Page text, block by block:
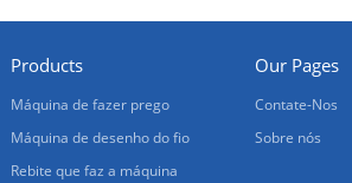
Products
Máquina de fazer prego
Máquina de desenho do fio
Rebite que faz a máquina
Our Pages
Contate-Nos
Sobre nós